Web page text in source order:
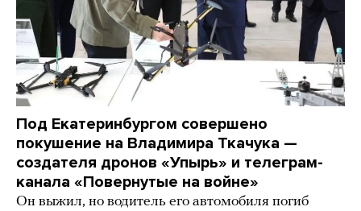
Под Екатеринбургом совершено
покушение на Владимира Ткачука —
создателя дронов «Упырь» и телеграм-
канала «Повернутые на войне»
Он выжил, но водитель его автомобиля погиб